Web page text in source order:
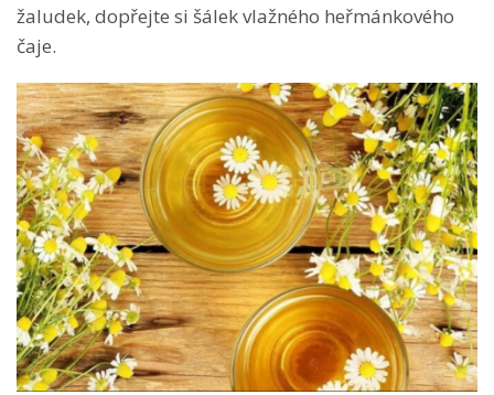
žaludek, dopřejte si šálek vlažného heřmánkového
čaje.